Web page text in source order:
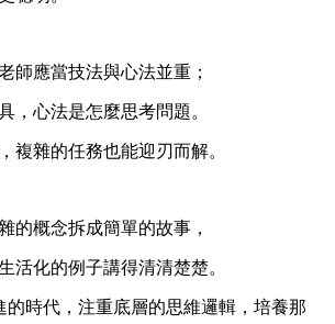
師應當技法與心法並重；
，心法是怎麼思考問題。
複雜的任務也能迎刃而解。
的概念拆成簡單的故事，
活化的例子講得清清楚楚。
的時代，注重底層的思維邏輯，培養那